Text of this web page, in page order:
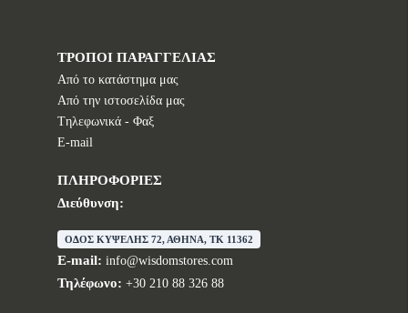
ΤΡΟΠΟΙ ΠΑΡΑΓΓΕΛΙΑΣ
Από το κατάστημα μας
Από την ιστοσελίδα μας
Tηλεφωνικά - Φαξ
E-mail
ΠΛΗΡΟΦΟΡΙΕΣ
Διεύθυνση:
ΟΔΟΣ ΚΥΨΕΛΗΣ 72, ΑΘΗΝΑ, TK 11362
E-mail: info@wisdomstores.com
Τηλέφωνο: +30 210 88 326 88